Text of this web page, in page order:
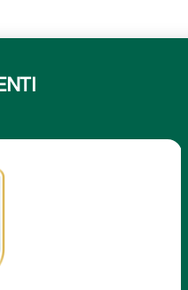
e affidabile